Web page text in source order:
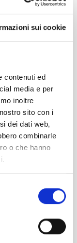
sui cookie
contenuti ed
media e per
inoltre
sito con i
dei dati web,
combinarle
o che hanno
HOTEL